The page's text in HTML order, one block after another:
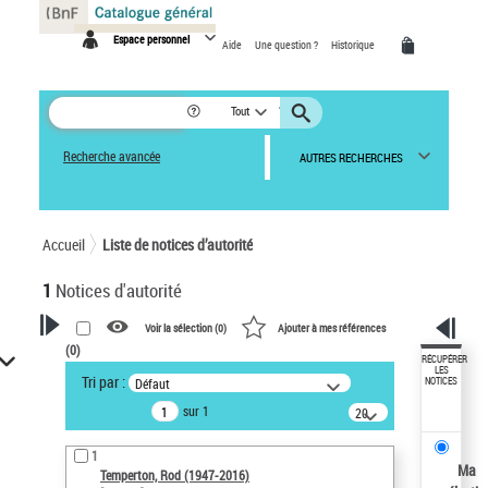
Espace personnel Aide Une question ? Historique
Tout
Recherche avancée AUTRES RECHERCHES
Accueil Liste de notices d’autorité
1 Notices d'autorité
VOTRE RECHERCHE
Recherche avancée dans les
notices d’autorité
Œuvres liées à l'auteur :
Temperton, Rod (1947-2016)
Voir la sélection (0) Ajouter à mes références
(0)
Tri par : Défaut
sur 1
20
résultats/page
1
Temperton, Rod (1947-2016)
RÉCUPÉRER
LES
NOTICES
Ma
Panneau de gestion des cookies